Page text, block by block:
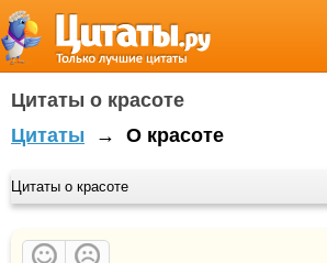
Цитаты о красоте
Цитаты → О красоте
Цитаты о красоте